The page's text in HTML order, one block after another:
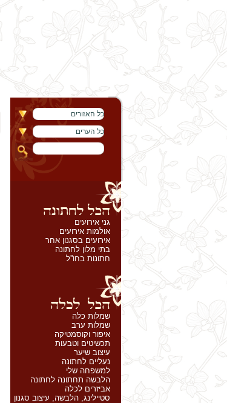
כל האזורים
כל הערים
גני אירועים
אולמות אירועים
אירועים בסגנון אחר
בתי מלון לחתונה
חתונות בחו''ל
שמלות כלה
שמלות ערב
איפור וקוסמטיקה
תכשיטים וטבעות
עיצוב שיער
נעליים לחתונה
למשפחה שלי
הלבשה תחתונה לחתונה
אביזרים לכלה
סטיילינג, הלבשה, עיצוב סגנון